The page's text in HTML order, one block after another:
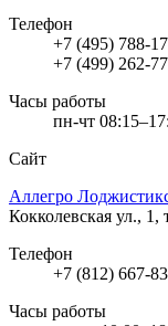
Телефон
+7 (495) 788-
+7 (499) 262-
Часы работы
пн-чт
Сайт
Аллегро
Кокколевская ул.,
Телефон
+7 (812) 667-
Часы работы